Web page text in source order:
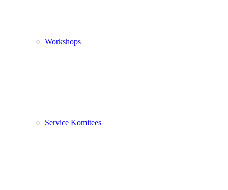
Workshops
Service Komitees